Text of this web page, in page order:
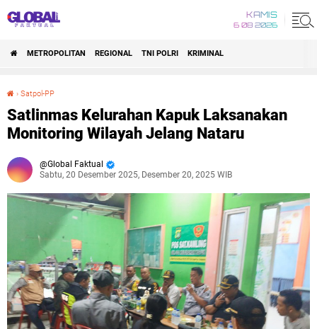
KAMIS
6 08 2026
METROPOLITAN REGIONAL TNI POLRI KRIMINAL
› Satpol-PP
Satlinmas Kelurahan Kapuk Laksanakan
Monitoring Wilayah Jelang Nataru
Global Faktual
Sabtu, 20 Desember 2025, Desember 20, 2025 WIB